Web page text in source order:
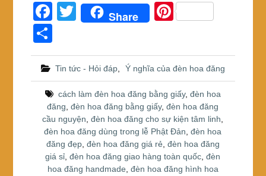
F
a
c
e
b
o
o
k
T
tt
er
Share
Pi
er
e
st
h
ar
e
Tin tức - Hỏi đáp, Ý nghĩa của đèn hoa đăng
cách làm đèn hoa đăng bằng giấy, đèn hoa
đăng,đèn hoa đăng bằng giấy,đèn hoa đăng
cầu nguyện,đèn hoa đăng cho sự kiện tâm linh,
đèn hoa đăng dùng trong lễ Phật Đản,đèn hoa
đăng đẹp, đèn hoa đăng giá rẻ, đèn hoa đăng
giá sỉ,đèn hoa đăng giao hàng toàn quốc,đèn
hoa đăng handmade, đèn hoa đăng hình hoa